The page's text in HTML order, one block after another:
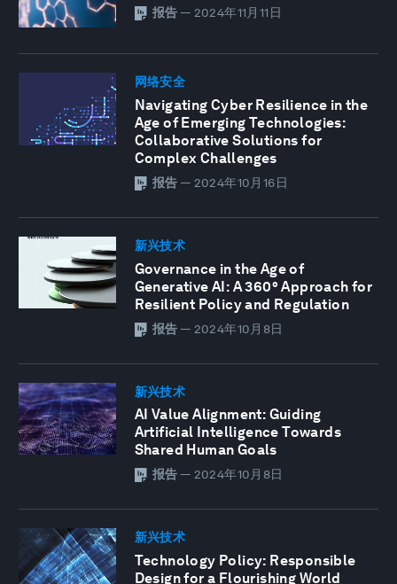
报告 — 2024年11月11日
网络安全
Navigating Cyber Resilience in the
Age of Emerging Technologies:
Collaborative Solutions for
Complex Challenges
报告 — 2024年10月16日
新兴技术
Governance in the Age of
Generative AI: A 360° Approach for
Resilient Policy and Regulation
报告 — 2024年10月8日
新兴技术
AI Value Alignment: Guiding
Artificial Intelligence Towards
Shared Human Goals
报告 — 2024年10月8日
新兴技术
Technology Policy: Responsible
Design for a Flourishing World